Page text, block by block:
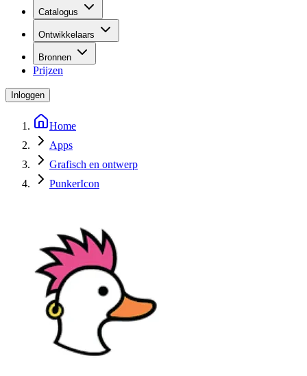
Catalogus
Ontwikkelaars
Bronnen
Prijzen
Inloggen
Home
Apps
Grafisch en ontwerp
PunkerIcon